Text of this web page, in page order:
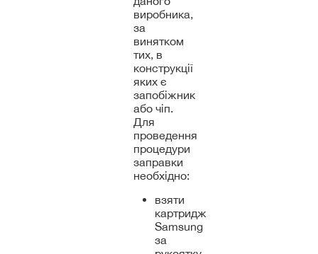
виробника,
за
винятком
тих, в
конструкції
яких є
запобіжник
або чіп.
Для
проведення
процедури
заправки
необхідно:
взяти
картридж
Samsung
за